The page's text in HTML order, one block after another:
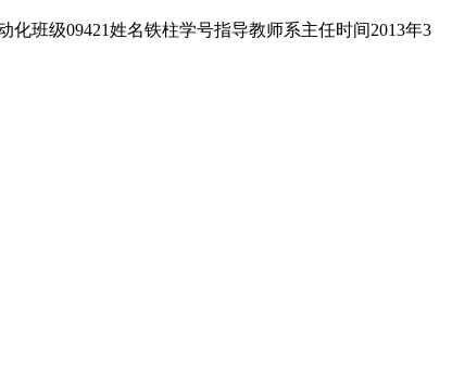
班级09421姓名铁柱学号指导教师系主任时间2013年3